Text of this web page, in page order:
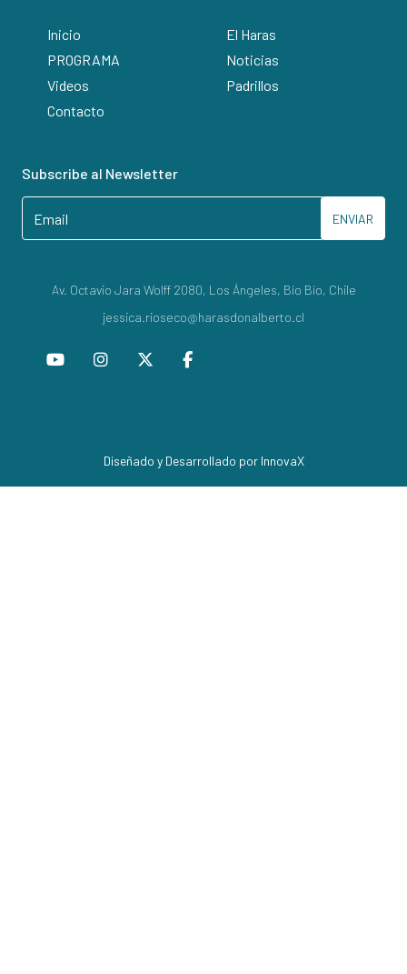
Inicio
El Haras
PROGRAMA
Noticias
Videos
Padrillos
Contacto
Subscribe al Newsletter
ENVIAR
Av. Octavio Jara Wolff 2080, Los Ángeles, Bío Bío, Chile
jessica.rioseco@harasdonalberto.cl
Diseñado y Desarrollado por InnovaX